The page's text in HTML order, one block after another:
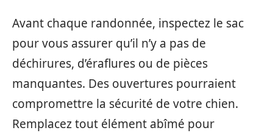
Avant chaque randonnée, inspectez le sac
pour vous assurer qu’il n’y a pas de
déchirures, d’éraflures ou de pièces
manquantes. Des ouvertures pourraient
compromettre la sécurité de votre chien.
Remplacez tout élément abîmé pour